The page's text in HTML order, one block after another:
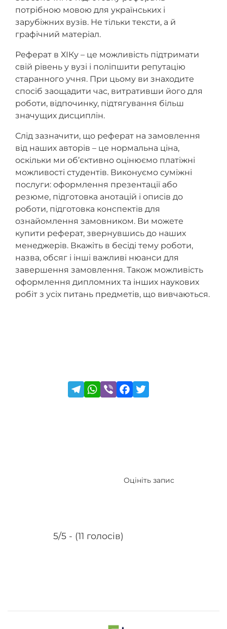
потрібною мовою для українських і
зарубіжних вузів. Не тільки тексти, а й
графічний матеріал.
Реферат в ХІКу – це можливість підтримати
свій рівень у вузі і поліпшити репутацію
старанного учня. При цьому ви знаходите
спосіб заощадити час, витративши його для
роботи, відпочинку, підтягування більш
значущих дисциплін.
Слід зазначити, що реферат на замовлення
від наших авторів – це нормальна ціна,
оскільки ми об’єктивно оцінюємо платіжні
можливості студентів. Виконуємо суміжні
послуги: оформлення презентації або
резюме, підготовка анотацій і описів до
роботи, підготовка конспектів для
ознайомлення замовником. Ви можете
купити реферат, звернувшись до наших
менеджерів. Вкажіть в бесіді тему роботи,
назва, обсяг і інші важливі нюанси для
завершення замовлення. Також можливість
оформлення дипломних та інших наукових
робіт з усіх питань предметів, що вивчаються.
5/5 - (11 голосів)
Оцініть запис